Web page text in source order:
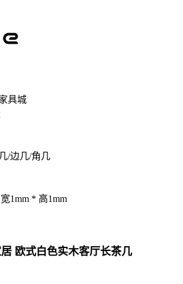
具城
/边几/角几
1mm * 高1mm
欧式白色实木客厅长茶几